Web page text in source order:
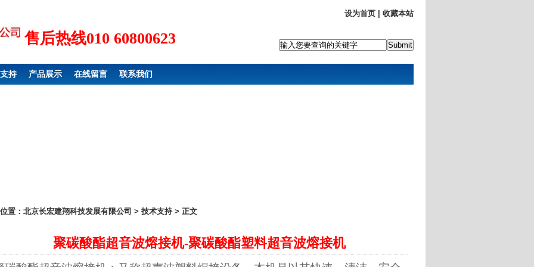
售后热线010 60800623
设为首页 收藏本站
持 产品展示 在线留言 联系我们
置： 北京长宏建翔科技发展有限公司 > 技术支持 > 正文
聚碳酸酯超音波熔接机-聚碳酸酯塑料超音波熔接机